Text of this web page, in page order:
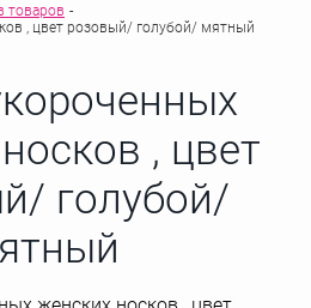
товаров -
, цвет розовый/ голубой/ мятный
, цвет
голубой/